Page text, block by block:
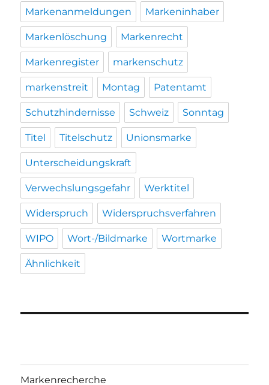
Markenanmeldungen Markeninhaber
Markenlöschung Markenrecht
Markenregister markenschutz
markenstreit Montag Patentamt
Schutzhindernisse Schweiz Sonntag
Titel Titelschutz Unionsmarke
Unterscheidungskraft
Verwechslungsgefahr Werktitel
Widerspruch Widerspruchsverfahren
WIPO Wort-/Bildmarke Wortmarke
Ähnlichkeit
Markenrecherche